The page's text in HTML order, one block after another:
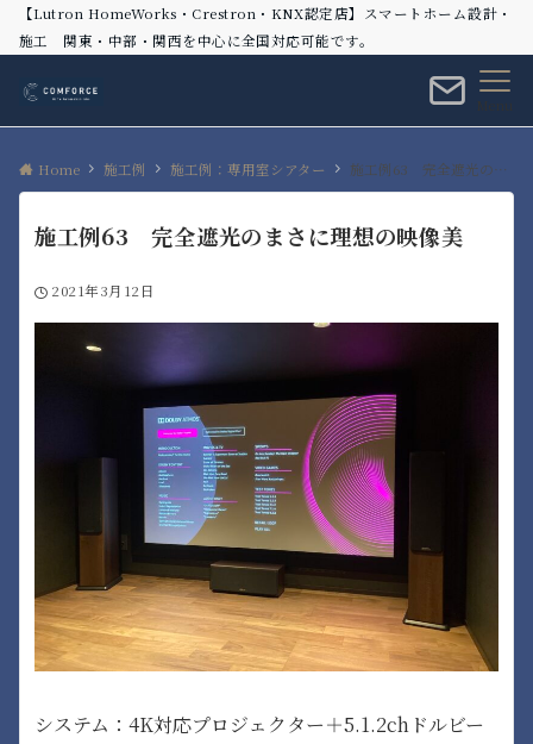
【Lutron HomeWorks・Crestron・KNX認定店】スマートホーム設計・
施工 関東・中部・関西を中心に全国対応可能です。
Home 施工例 施工例：専用室シアター 施工例63 完全遮光のまさに理想の映像美
施工例63 完全遮光のまさに理想の映像美
2021年3月12日
システム：4K対応プロジェクター＋5.1.2chドルビー